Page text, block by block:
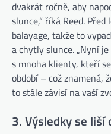
dvakrát ročně, aby
slunce,“ říká Reed.
balayage, takže to
a chytly slunce. „Nyní
s mnoha klienty, kteří
období – což znamená,
to stále závisí na vaší
3. Výsledky se liší